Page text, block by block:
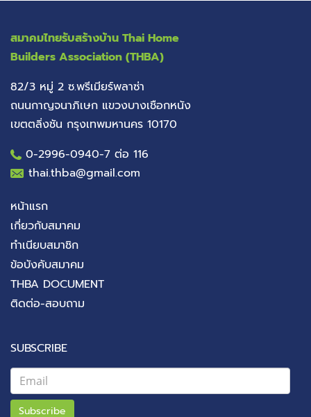
สมาคมไทยรับสร้างบ้าน Thai Home
Builders Association (THBA)
82/3 หมู่ 2 ซ.พรีเมียร์พลาซ่า
ถนนกาญจนาภิเษก แขวงบางเชือกหนัง
เขตตลิ่งชัน กรุงเทพมหานคร 10170
0-2996-0940-7 ต่อ 116
thai.thba@gmail.com
หน้าแรก
เกี่ยวกับสมาคม
ทำเนียบสมาชิก
ข้อบังคับสมาคม
THBA DOCUMENT
ติดต่อ-สอบถาม
SUBSCRIBE
Subscribe